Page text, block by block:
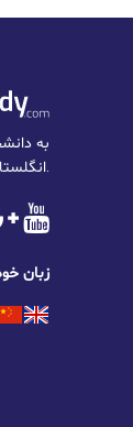
انگلستان خدمات مشاوره تخصصی و حرفه‌ای ارائه می‌دهد.
زبان